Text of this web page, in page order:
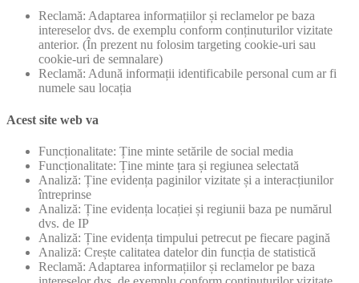
Reclamă: Adaptarea informațiilor și reclamelor pe baza
intereselor dvs. de exemplu conform conținuturilor vizitate
anterior. (În prezent nu folosim targeting cookie-uri sau
cookie-uri de semnalare)
Reclamă: Adună informații identificabile personal cum ar fi
numele sau locația
Acest site web va
Funcționalitate: Ține minte setările de social media
Funcționalitate: Ține minte țara și regiunea selectată
Analiză: Ține evidența paginilor vizitate și a interacțiunilor
întreprinse
Analiză: Ține evidența locației și regiunii baza pe numărul
dvs. de IP
Analiză: Ține evidența timpului petrecut pe fiecare pagină
Analiză: Crește calitatea datelor din funcția de statistică
Reclamă: Adaptarea informațiilor și reclamelor pe baza